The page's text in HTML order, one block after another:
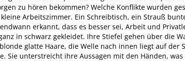
zu hören bekommen? Welche Konflikte wurden
Arbeitszimmer. Ein Schreibtisch, ein Strauß
erkannt, dass es besser sei, Arbeit und
in schwarz gekleidet. Ihre Stiefel gehen über die
glatte Haare, die Welle nach innen liegt auf
Sie unterstreicht ihre Aussagen mit den Händen,